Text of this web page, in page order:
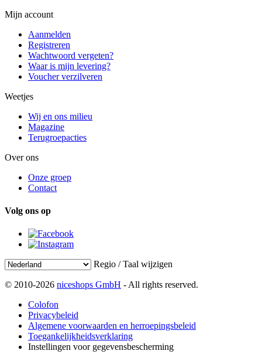
Mijn account
Aanmelden
Registreren
Wachtwoord vergeten?
Waar is mijn levering?
Voucher verzilveren
Weetjes
Wij en ons milieu
Magazine
Terugroepacties
Over ons
Onze groep
Contact
Volg ons op
Regio / Taal wijzigen
© 2010-2026 niceshops GmbH - All rights reserved.
Colofon
Privacybeleid
Algemene voorwaarden en herroepingsbeleid
Toegankelijkheidsverklaring
Instellingen voor gegevensbescherming